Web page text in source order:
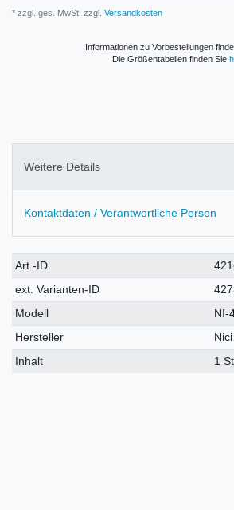
* zzgl. ges. MwSt. zzgl. Versandkosten
Informationen zu Vorbestellungen
Die Größentabellen finden Sie
Weitere Details
Kontaktdaten / Verantwortliche Person
Technisches
Merkmal
Wert
Art.-ID
ext. Varianten-ID
Modell
NI-
Hersteller
Inhalt
1